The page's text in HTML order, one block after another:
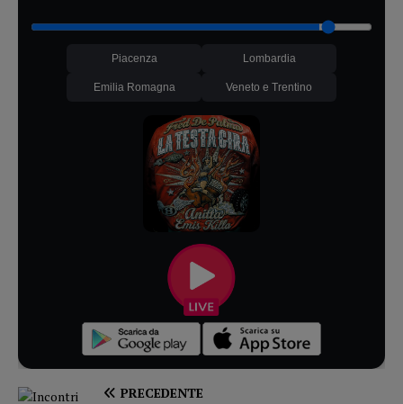
Piacenza Lombardia
Emilia Romagna Veneto e Trentino
PRECEDENTE